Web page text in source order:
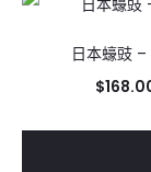
日本蠔豉
$